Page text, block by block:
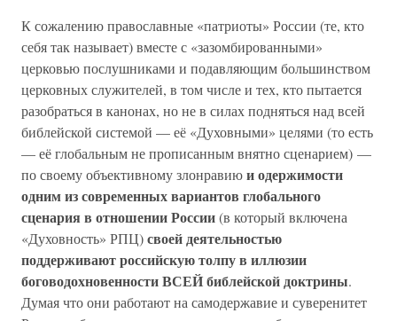
К сожалению православные «патриоты» России (те, кто
себя так называет) вместе с «зазомбированными»
церковью послушниками и подавляющим большинством
церковных служителей, в том числе и тех, кто пытается
разобраться в канонах, но не в силах подняться над всей
библейской системой — её «Духовными» целями (то есть
— её глобальным не прописанным внятно сценарием) —
по своему объективному злонравиюи одержимости
одним из современных вариантов глобального
сценария в отношении России(в который включена
«Духовность» РПЦ)своей деятельностью
поддерживают российскую толпу в иллюзии
боговодохновенности ВСЕЙ библейской доктрины.
Думая что они работают на самодержавие и суверенитет